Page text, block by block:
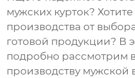
мужских курток?
производства от
готовой продукции? В
подробно рассмотрим
производству мужской